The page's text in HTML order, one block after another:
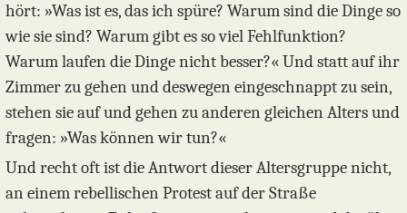
hört: »Was ist es, das ich spüre? Warum sind die Dinge so
wie sie sind? Warum gibt es so viel Fehlfunktion?
Warum laufen die Dinge nicht besser?« Und statt auf ihr
Zimmer zu gehen und deswegen eingeschnappt zu sein,
stehen sie auf und gehen zu anderen gleichen Alters und
fragen: »Was können wir tun?«
Und recht oft ist die Antwort dieser Altersgruppe nicht,
an einem rebellischen Protest auf der Straße